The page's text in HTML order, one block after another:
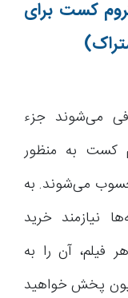
کست برای
می‌شوند جزء
کست به منظور
می‌شوند. به
نیازمند خرید
فیلم، آن را به
پخش خواهید